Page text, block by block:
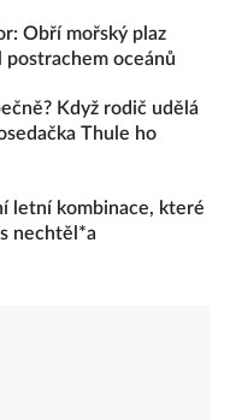
Obří mořský plaz
postrachem oceánů
Když rodič udělá
Thule ho
letní kombinace, které
nechtěl*a